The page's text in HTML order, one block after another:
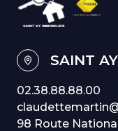
SAINT
02.38.88.88.00
98 Route